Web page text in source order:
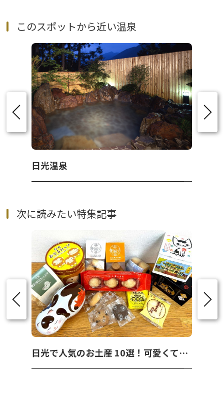
このスポットから近い温泉
日光温泉
次に読みたい特集記事
日光で人気のお土産 10選！可愛くて美味しいお菓子を紹介！